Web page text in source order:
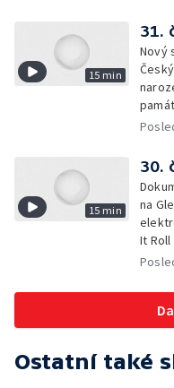
15 min
31.
Nový
15 min
30.
na
It
Ostatní také